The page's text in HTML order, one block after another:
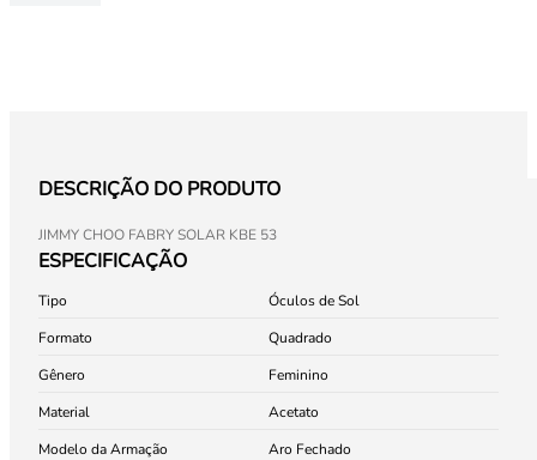
DESCRIÇÃO DO PRODUTO
JIMMY CHOO FABRY SOLAR KBE 53
ESPECIFICAÇÃO
Tipo
Óculos de Sol
Formato
Quadrado
Gênero
Feminino
Material
Acetato
Modelo da Armação
Aro Fechado